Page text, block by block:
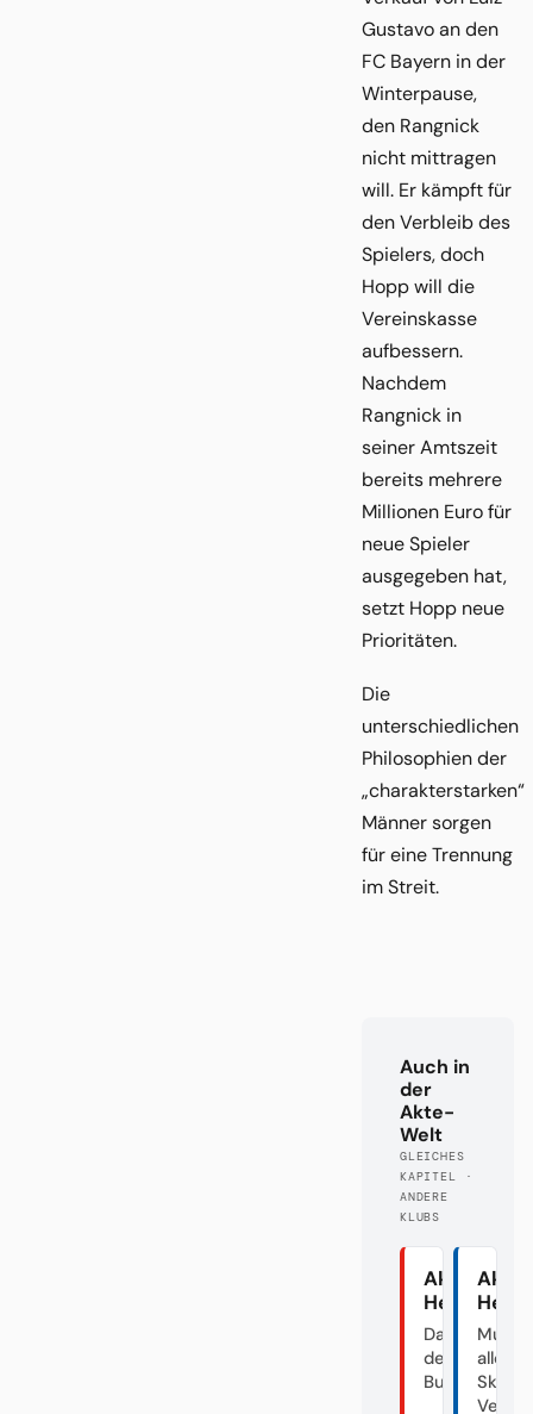
Gustavo an den
FC Bayern in der
Winterpause,
den Rangnick
nicht mittragen
will. Er kämpft für
den Verbleib des
Spielers, doch
Hopp will die
Vereinskasse
aufbessern.
Nachdem
Rangnick in
seiner Amtszeit
bereits mehrere
Millionen Euro für
neue Spieler
ausgegeben hat,
setzt Hopp neue
Prioritäten.
Die
unterschiedlichen
Philosophien der
„charakterstarken“
Männer sorgen
für eine Trennung
im Streit.
Auch in
der
Akte-
Welt
GLEICHES
KAPITEL ·
ANDERE
KLUBS
Akte
Das Dorf in
der
Bundesliga
Akte
aller